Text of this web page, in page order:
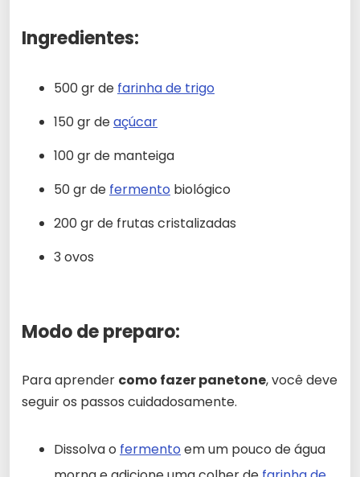
Ingredientes:
500 gr de farinha de trigo
150 gr deaçúcar
100 gr de manteiga
50 gr de fermento biológico
200 gr de frutas cristalizadas
3 ovos
Modo de preparo:
Para aprender como fazer panetone, você deve
seguir os passos cuidadosamente.
Dissolva o fermento em um pouco de água